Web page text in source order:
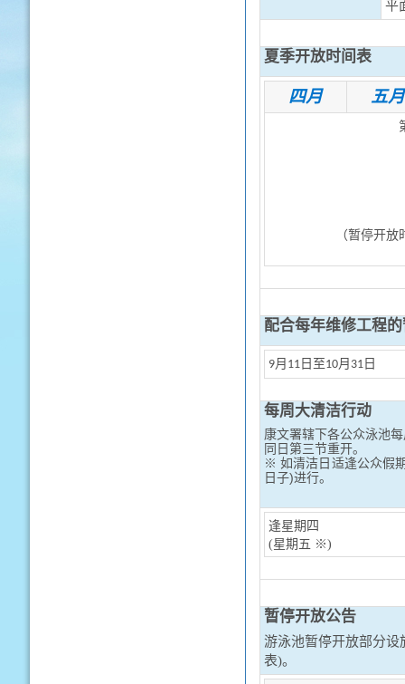
平
夏季开放时间表
四月 五月
（暂停开
配合每年维修工程
9月11日至10月31日
每周大清洁行动
康文署辖下各公众泳池
同日第三节重开。
※ 如清洁日适逢公众假
日子)进行。
逢星期四
(星期五 ※)
暂停开放公告
游泳池暂停开放部分设
表)。